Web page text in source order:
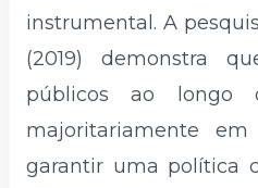
instrumental. A
(2019) demonstra
públicos ao longo
majoritariamente
garantir uma política